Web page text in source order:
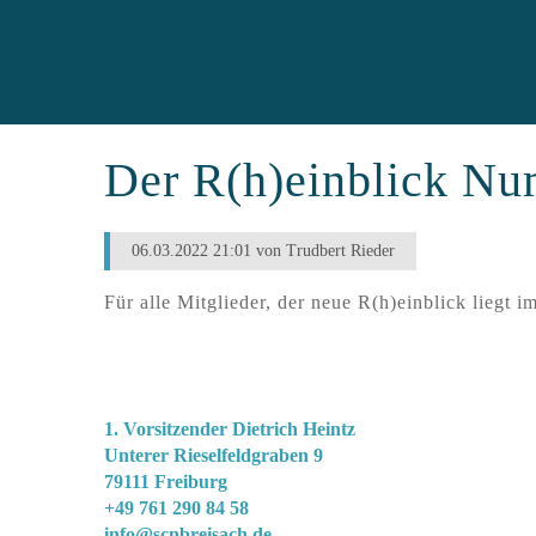
Der R(h)einblick
06.03.2022 21:01 von Trudbert Rieder
Für alle Mitglieder, der neue R(h)einblick liegt im
1. Vorsitzender Dietrich Heintz
Unterer Rieselfeldgraben 9
79111 Freiburg
+49 761 290 84 58